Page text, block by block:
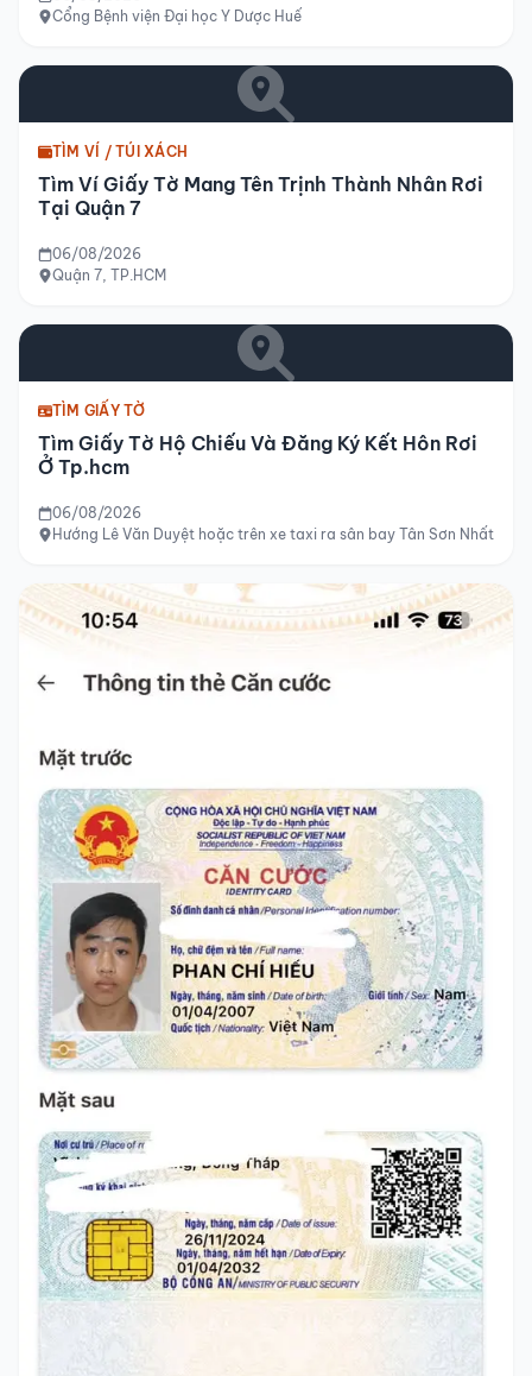
Cổng Bệnh viện Đại học Y Dược Huế
TÌM VÍ / TÚI XÁCH
Tìm Ví Giấy Tờ Mang Tên Trịnh Thành Nhân Rơi
Tại Quận 7
06/08/2026
Quận 7, TP.HCM
TÌM GIẤY TỜ
Tìm Giấy Tờ Hộ Chiếu Và Đăng Ký Kết Hôn Rơi
Ở Tp.hcm
06/08/2026
Hướng Lê Văn Duyệt hoặc trên xe taxi ra sân bay Tân Sơn Nhất